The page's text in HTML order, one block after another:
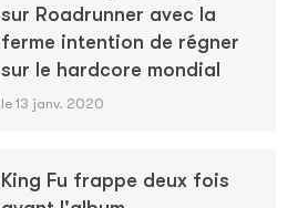
sur Roadrunner avec la
ferme intention de régner
sur le hardcore mondial
le 13 janv. 2020
King Fu frappe deux fois